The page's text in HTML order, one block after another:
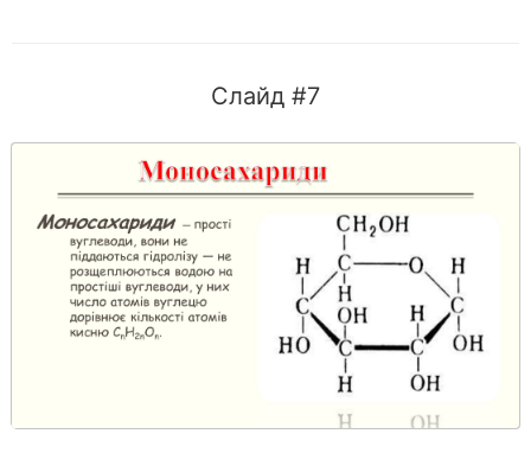
Слайд #7